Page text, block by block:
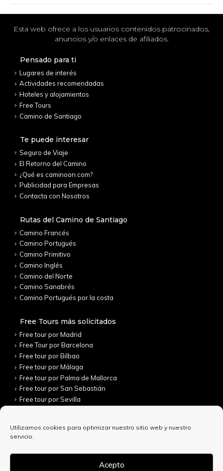
Utilizamos cookies para optimizar nuestro sitio web y nuestro
servicio.
Acepto
Esta web ofrece a los usuarios contenidos patrocinados,
anuncios y/o enlaces de afiliados.
Pensado para ti
Lugares de interés
Actividades recomendadas
Hoteles y alojamientos
Free Tours
Camino de Santiago
Te puede interesar
Seguro de Viaje
El Retorno del Camino
¿Qué es caminoon.com?
Publicidad para Empresas
Contacta con Nosotros
Rutas del Camino de Santiago
Camino Francés
Camino Portugués
Camino Primitivo
Camino Inglés
Camino del Norte
Camino Sanabrés
Camino Portugués por la costa
Free Tours más solicitados
Free tour por Madrid
Free Tour por Barcelona
Free tour por Bilbao
Free tour por Málaga
Free tour por Palma de Mallorca
Free tour por San Sebastián
Free tour por Sevilla